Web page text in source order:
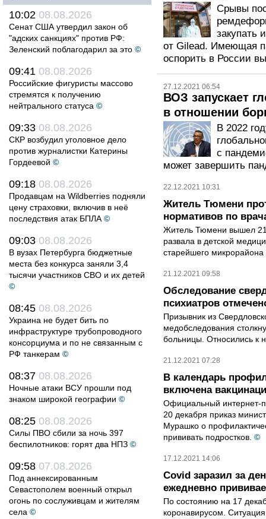
10:02 08.08.2026
Сенат США утвердил закон об
"адских санкциях" против РФ:
Зеленский поблагодарил за это ©
09:41 08.08.2026
Российские фигуристы массово
стремятся к получению
нейтрального статуса ©
09:33 08.08.2026
СКР возбудил уголовное дело
против журналистки Катерины
Гордеевой ©
09:18 08.08.2026
Продавцам на Wildberries подняли
цену страховки, включив в неё
последствия атак БПЛА ©
09:03 08.08.2026
В вузах Петербурга бюджетные
места без конкурса заняли 3,4
тысячи участников СВО и их детей
©
08:45 08.08.2026
Украина не будет бить по
инфраструктуре трубопроводного
консорциума и по не связанным с
РФ танкерам ©
08:37 08.08.2026
Ночные атаки ВСУ прошли под
знаком широкой географии ©
08:25 08.08.2026
Силы ПВО сбили за ночь 397
беспилотников: горят два НПЗ ©
09:58 07.08.2026
Под аннексированным
Севастополем военный открыл
огонь по сослуживцам и жителям
села ©
Срывы
закупать
от Gilead. Имеющая
оспорить в России
27.12.2021 06:54
ВОЗ запускает
в отношении
В 2022
с
может завершить
22.12.2021 10:31
Житель Тюмени
нормативов по
Житель Тюмени вышел 21
развала в детской
старейшего
21.12.2021 09:58
Обследование
психиатров
Призывник из
медобследования
больницы. Относились к
21.12.2021 07:28
В календарь
включена
Официальный интернет-
20 декабря приказ
Мурашко о
прививать подростков. ©
17.12.2021 14:06
Covid заразил за
ежедневно
По состоянию на 17
коронавирусом.